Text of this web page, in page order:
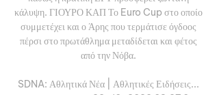
κάλυψη. ΓΙΟΥΡΟ ΚΑΠ Το Euro Cup στο οποίο
συμμετέχει και ο Άρης που τερμάτισε όγδοος
πέρσι στο πρωτάθλημα μεταδίδεται και φέτος
από την Νόβα.
SDNA: Αθλητικά Νέα | Αθλητικές Ειδήσεις...